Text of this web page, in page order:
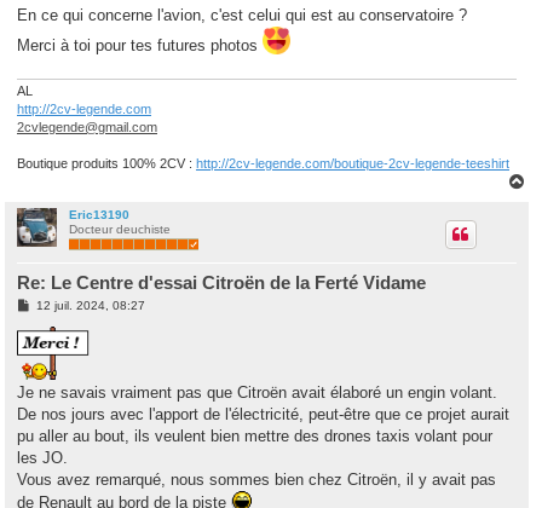
En ce qui concerne l'avion, c'est celui qui est au conservatoire ?
Merci à toi pour tes futures photos
AL
http://2cv-legende.com
2cvlegende@gmail.com
Boutique produits 100% 2CV : http://2cv-legende.com/boutique-2cv-legende-teeshirt
Eric13190
Docteur deuchiste
Re: Le Centre d'essai Citroën de la Ferté Vidame
M
s
s
a
g
e
12 juil. 2024, 08:27
Je ne savais vraiment pas que Citroën avait élaboré un engin volant.
De nos jours avec l'apport de l'électricité, peut-être que ce projet aurait
pu aller au bout, ils veulent bien mettre des drones taxis volant pour
les JO.
Vous avez remarqué, nous sommes bien chez Citroën, il y avait pas
de Renault au bord de la piste